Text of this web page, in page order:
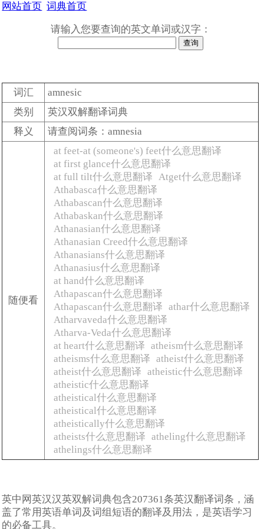
网站首页 词典首页
请输入您要查询的英文单词或汉字：
词汇
amnesic
类别
英汉双解翻译词典
释义
请查阅词条：amnesia
随便看
at feet-at (someone's) feet什么意思翻译
at first glance什么意思翻译
at full tilt什么意思翻译 Atget什么意思翻译
Athabasca什么意思翻译
Athabascan什么意思翻译
Athabaskan什么意思翻译
Athanasian什么意思翻译
Athanasian Creed什么意思翻译
Athanasians什么意思翻译
Athanasius什么意思翻译
at hand什么意思翻译
Athapascan什么意思翻译
Athapascan什么意思翻译 athar什么意思翻译
Atharvaveda什么意思翻译
Atharva-Veda什么意思翻译
at heart什么意思翻译 atheism什么意思翻译
atheisms什么意思翻译 atheist什么意思翻译
atheist什么意思翻译 atheistic什么意思翻译
atheistic什么意思翻译
atheistical什么意思翻译
atheistical什么意思翻译
atheistically什么意思翻译
atheists什么意思翻译 atheling什么意思翻译
athelings什么意思翻译
英中网英汉汉英双解词典包含207361条英汉翻译词条，涵
盖了常用英语单词及词组短语的翻译及用法，是英语学习
的必备工具。